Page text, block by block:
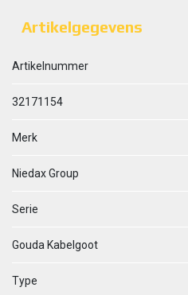
Artikelgegevens
Artikelnummer
32171154
Merk
Niedax Group
Serie
Gouda Kabelgoot
Type